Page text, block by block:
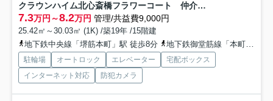
クラウンハイム北心斎橋フラワーコート 仲介手数料無料
7.3万円～8.2万円 管理/共益費9,000円
25.42㎡～30.03㎡ (1K) /築19年 /15階建
地下鉄中央線「堺筋本町」駅 徒歩8分
地下鉄御堂筋線「本町」駅 徒歩9分
駐輪場 オートロック エレベーター
宅配ボックス
インターネット対応
防犯カメラ